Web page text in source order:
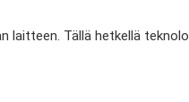
laitteen. Tällä hetkellä